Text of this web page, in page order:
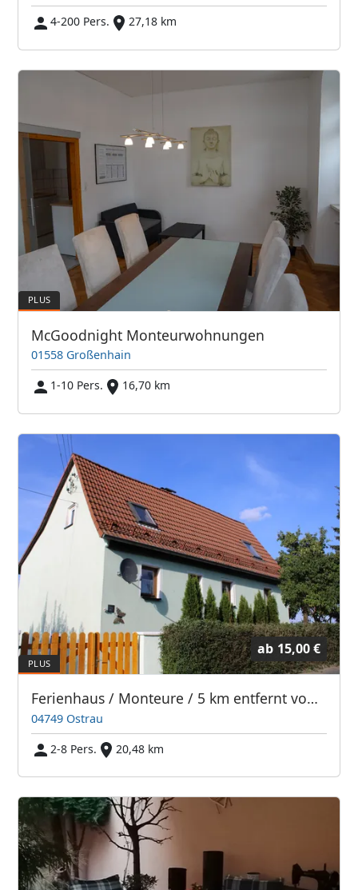
4-200 Pers.
27,18 km
McGoodnight Monteurwohnungen
01558 Großenhain
1-10 Pers.
16,70 km
ab 15,00 €
Ferienhaus / Monteure / 5 km entfernt von Döbeln
04749 Ostrau
2-8 Pers.
20,48 km